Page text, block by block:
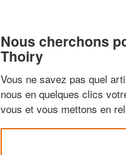
Nous cherchons
Thoiry
Vous ne savez pas quel
nous en quelques clics
vous et vous mettons en